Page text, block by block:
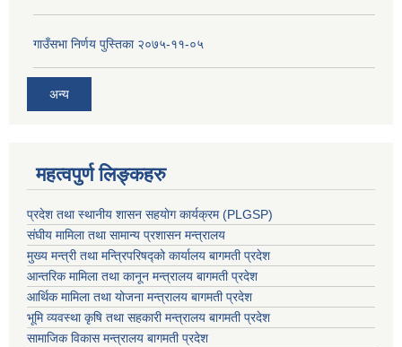
गाउँसभा निर्णय पुस्तिका २०७५-११-०५
अन्य
महत्वपुर्ण लिङ्कहरु
प्रदेश तथा स्थानीय शासन सहयाेग कार्यक्रम (PLGSP)
संघीय मामिला तथा सामान्य प्रशासन मन्त्रालय
मुख्य मन्त्री तथा मन्त्रिपरिषद्को कार्यालय बागमती प्रदेश
आन्तरिक मामिला तथा कानून मन्त्रालय बागमती प्रदेश
आर्थिक मामिला तथा योजना मन्त्रालय बागमती प्रदेश
भूमि व्यवस्था कृषि तथा सहकारी मन्त्रालय बागमती प्रदेश
सामाजिक विकास मन्त्रालय बागमती प्रदेश